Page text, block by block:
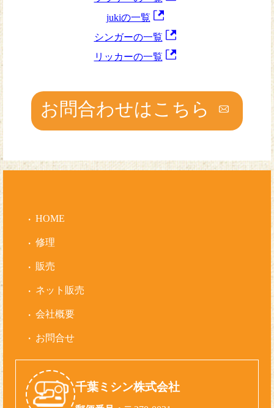
jukiの一覧
シンガーの一覧
リッカーの一覧
お問合わせはこちら
HOME
修理
販売
ネット販売
会社概要
お問合せ
千葉ミシン株式会社